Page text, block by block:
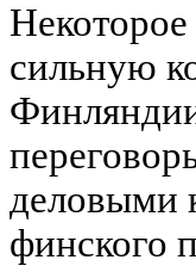
сильную
деловыми
финского